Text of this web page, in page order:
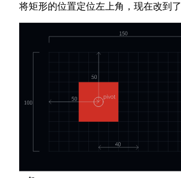
将矩形的位置定位左上角，现在改到了